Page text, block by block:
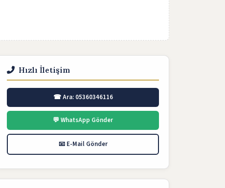
Hızlı İletişim
☎ Ara: 05360346116
💬 WhatsApp Gönder
📧 E-Mail Gönder